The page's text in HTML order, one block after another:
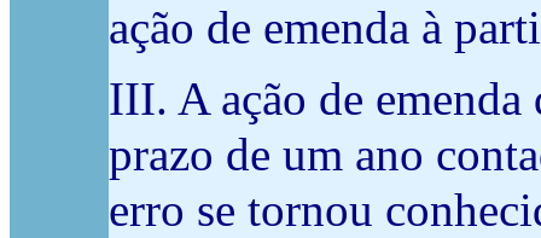
ação de emenda à
III. A ação de
prazo de um ano
erro se tornou